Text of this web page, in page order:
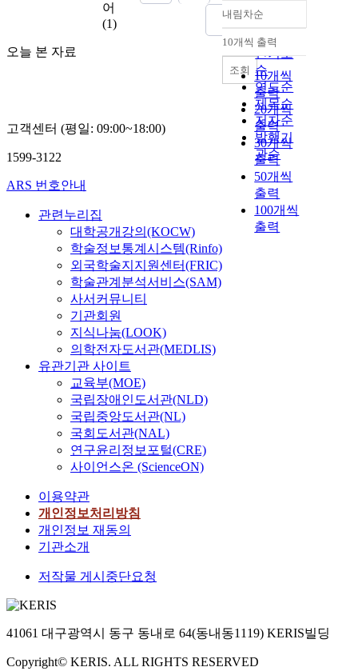
어
(1)
오늘 본 자료
정확도
순
인기도
순
연도순
제목순
저자순
발행기
관순
내림차순
내림차순
10개씩 출력
10개씩
출력
20개씩
출력
30개씩
출력
50개씩
출력
100개씩
출력
조회
고객센터 (평일: 09:00~18:00)
1599-3122
ARS 번호안내
관련누리집
대학공개강의(KOCW)
학술정보통계시스템(Rinfo)
외국학술지지원센터(FRIC)
학술관계분석서비스(SAM)
사서커뮤니티
기관회원
지식나눔(LOOK)
의학전자도서관(MEDLIS)
유관기관 사이트
교육부(MOE)
국립장애인도서관(NLD)
국립중앙도서관(NL)
국회도서관(NAL)
연구윤리정보포털(CRE)
사이언스온 (ScienceON)
이용약관
개인정보처리방침
개인정보 재동의
기관소개
저작물 게시중단요청
41061 대구광역시 동구 동내로 64(동내동1119) KERIS빌딩
Copyright© KERIS. ALL RIGHTS RESERVED